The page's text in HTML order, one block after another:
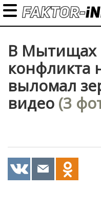
В Мытищах
конфликта
выломал
видео (3